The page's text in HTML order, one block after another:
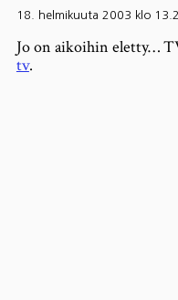
18. helmikuuta 2003 klo
Jo on aikoihin eletty…
tv.